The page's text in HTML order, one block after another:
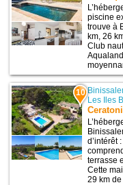
piscine
trouve à
km, 26
Club
10
Les Iles
d’intérêt
terrasse
Cette
29 km de